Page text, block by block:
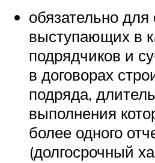
обязательно для
выступающих в
подрядчиков и
в договорах
подряда,
выполнения
более одного
(долгосрочный